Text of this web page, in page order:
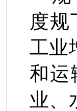
度规
工业
和运
业、